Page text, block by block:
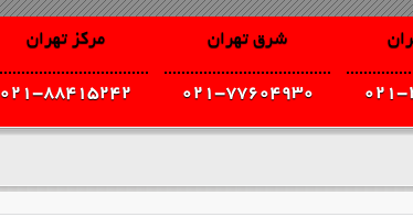
مرکز تهران
021-88415242
شرق تهران
021-77604930 021-